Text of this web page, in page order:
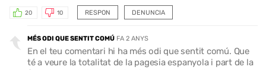
RESPON
20 10 DENUNCIA
MÉS ODI QUE SENTIT COMÚ FA 2 ANYS
En el teu comentari hi ha més odi que sentit comú. Que
té a veure la totalitat de la pagesia espanyola i part de la